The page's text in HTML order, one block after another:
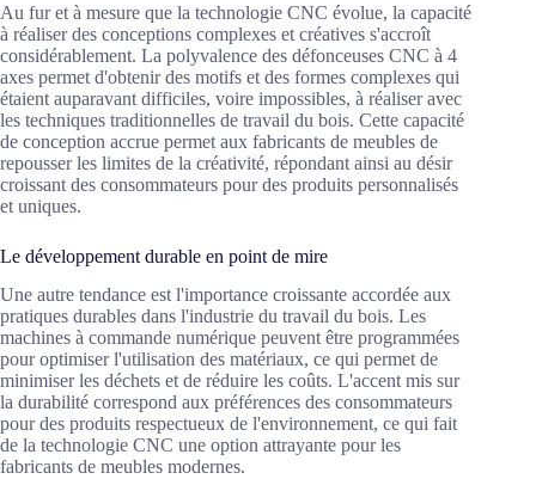
Au fur et à mesure que la technologie CNC évolue, la capacité
à réaliser des conceptions complexes et créatives s'accroît
considérablement. La polyvalence des défonceuses CNC à 4
axes permet d'obtenir des motifs et des formes complexes qui
étaient auparavant difficiles, voire impossibles, à réaliser avec
les techniques traditionnelles de travail du bois. Cette capacité
de conception accrue permet aux fabricants de meubles de
repousser les limites de la créativité, répondant ainsi au désir
croissant des consommateurs pour des produits personnalisés
et uniques.
Le développement durable en point de mire
Une autre tendance est l'importance croissante accordée aux
pratiques durables dans l'industrie du travail du bois. Les
machines à commande numérique peuvent être programmées
pour optimiser l'utilisation des matériaux, ce qui permet de
minimiser les déchets et de réduire les coûts. L'accent mis sur
la durabilité correspond aux préférences des consommateurs
pour des produits respectueux de l'environnement, ce qui fait
de la technologie CNC une option attrayante pour les
fabricants de meubles modernes.